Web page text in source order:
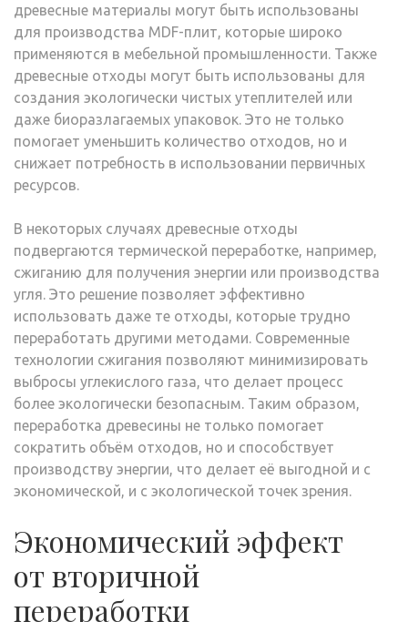
древесные материалы могут быть использованы
для производства MDF-плит, которые широко
применяются в мебельной промышленности. Также
древесные отходы могут быть использованы для
создания экологически чистых утеплителей или
даже биоразлагаемых упаковок. Это не только
помогает уменьшить количество отходов, но и
снижает потребность в использовании первичных
ресурсов.
В некоторых случаях древесные отходы
подвергаются термической переработке, например,
сжиганию для получения энергии или производства
угля. Это решение позволяет эффективно
использовать даже те отходы, которые трудно
переработать другими методами. Современные
технологии сжигания позволяют минимизировать
выбросы углекислого газа, что делает процесс
более экологически безопасным. Таким образом,
переработка древесины не только помогает
сократить объём отходов, но и способствует
производству энергии, что делает её выгодной и с
экономической, и с экологической точек зрения.
Экономический эффект
от вторичной
переработки